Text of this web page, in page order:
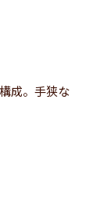
成。手狭な